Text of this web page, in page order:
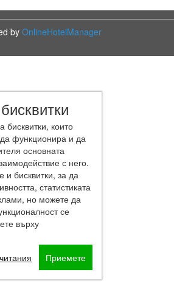
by OnlineHotelManager
бисквитки, които
функционира и да
основната
с него.
бисквитки, за да
статистиката
но можете да
се
върху
Приемете